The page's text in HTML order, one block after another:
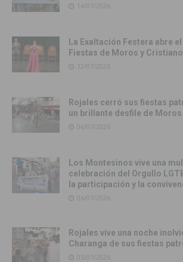
14/07/2026
La Exaltación Festera abre
Fiestas de Moros y
12/07/2026
Rojales cerró sus fiestas
un brillante desfile de
06/07/2026
Los Montesinos vive una
celebración del Orgullo
la participación y la
06/07/2026
Rojales vive una noche
Charanga de sus fiestas
05/07/2026